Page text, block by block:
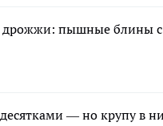
пышные блины
— но крупу в